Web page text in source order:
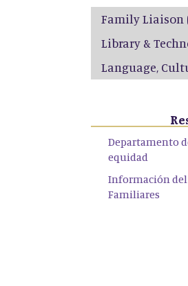
Main
Family Liaison
Library &
Language,
Departamento
equidad
Información del
Familiares